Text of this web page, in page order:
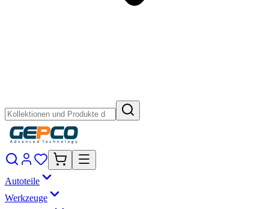
Autoteile
Werkzeuge